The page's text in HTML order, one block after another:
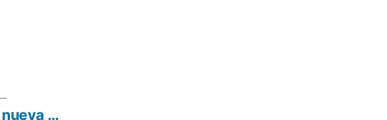
Entrada
siguiente:
…